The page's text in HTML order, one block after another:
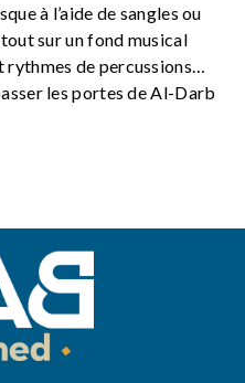
à l’aide de sangles ou
sur un fond musical
rythmes de percussions…
les portes de Al-Darb